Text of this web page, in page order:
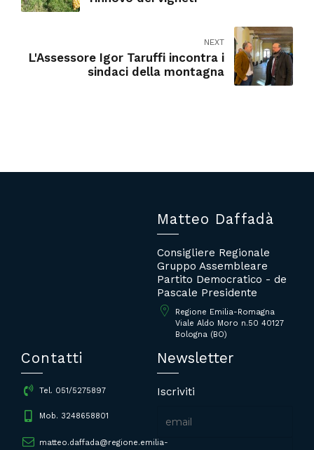
NEXT
L'Assessore Igor Taruffi incontra i
sindaci della montagna
Matteo Daffadà
Consigliere Regionale
Gruppo Assembleare
Partito Democratico - de
Pascale Presidente
Regione Emilia-Romagna
Viale Aldo Moro n.50 40127
Bologna (BO)
Contatti
Tel. 051/5275897
Mob. 3248658801
matteo.daffada@regione.emilia-
Newsletter
Iscriviti